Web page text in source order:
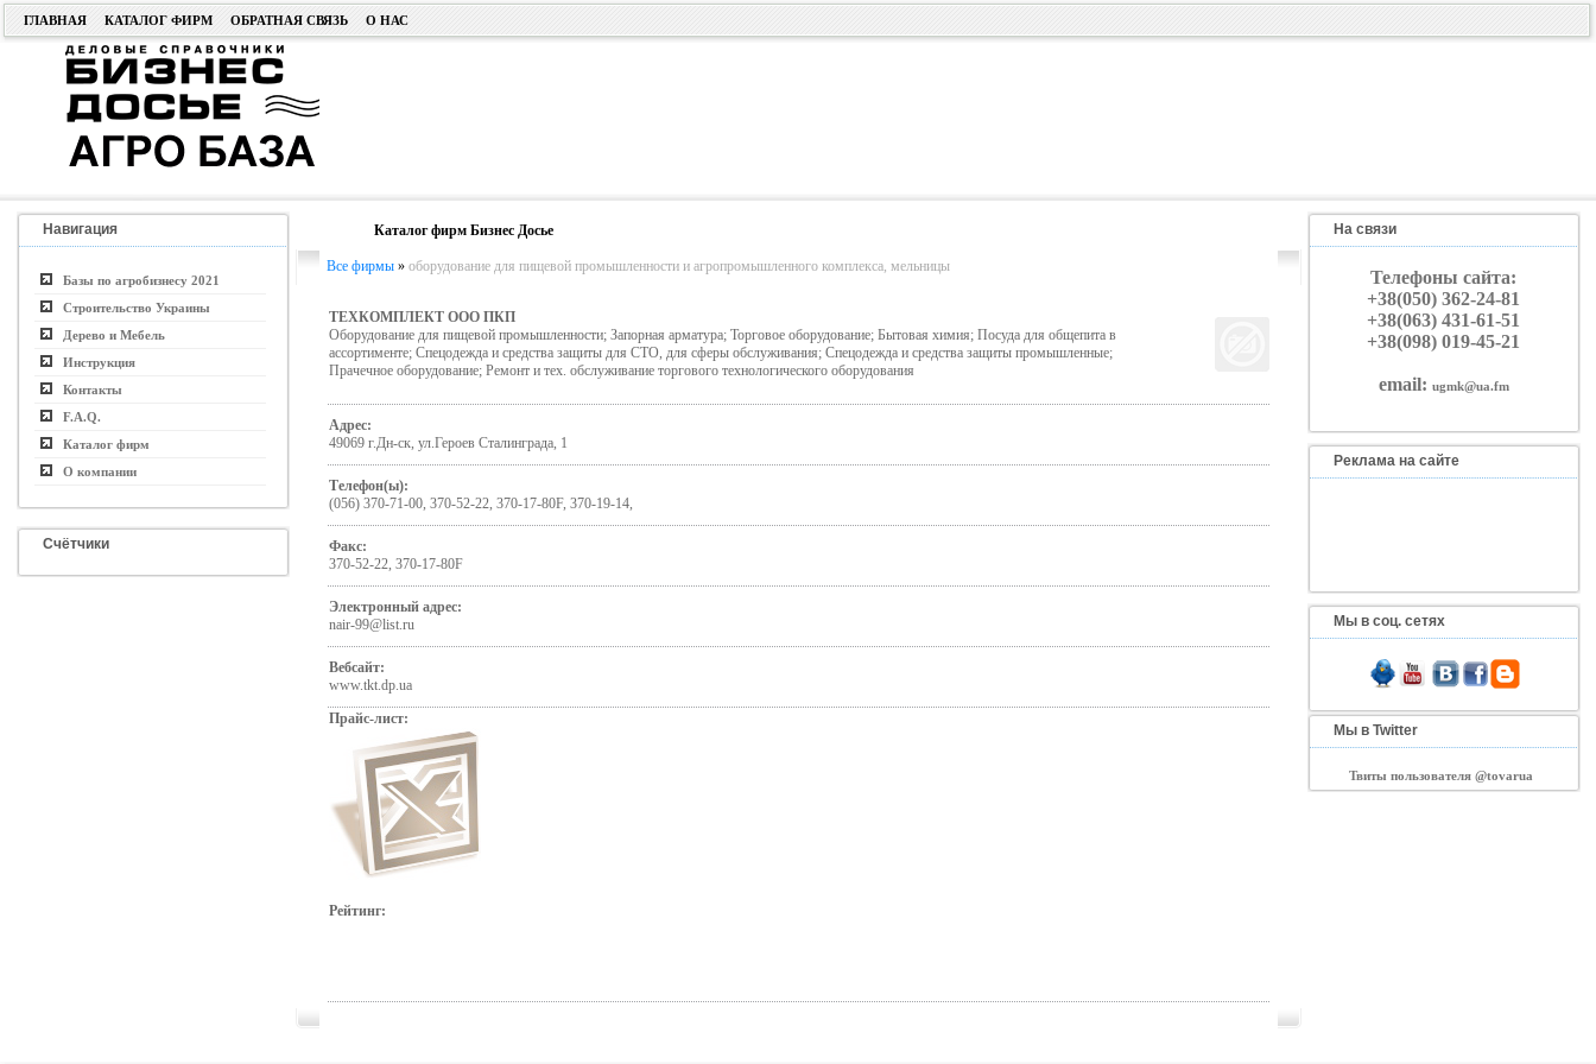
ГЛАВНАЯ КАТАЛОГ ФИРМ ОБРАТНАЯ СВЯЗЬ О НАС
Навигация
Базы по агробизнесу 2021
Строительство Украины
Дерево и Мебель
Инструкция
Контакты
F.A.Q.
Каталог фирм
О компании
Счётчики
Каталог фирм Бизнес Досье
Все фирмы» оборудование для пищевой промышленности и агропромышленного комплекса, мельницы
ТЕХКОМПЛЕКТ ООО ПКП
Оборудование для пищевой промышленности; Запорная арматура; Торговое оборудование; Бытовая химия; Посуда для общепита в
ассортименте; Спецодежда и средства защиты для СТО, для сферы обслуживания; Спецодежда и средства защиты промышленные;
Прачечное оборудование; Ремонт и тех. обслуживание торгового технологического оборудования
Адрес:
49069 г.Дн-ск, ул.Героев Сталинграда, 1
Телефон(ы):
(056) 370-71-00, 370-52-22, 370-17-80F, 370-19-14,
Факс:
370-52-22, 370-17-80F
Электронный адрес:
nair-99@list.ru
Вебсайт:
www.tkt.dp.ua
Прайс-лист:
Рейтинг:
На связи
Телефоны сайта:
+38(050) 362-24-81
+38(063) 431-61-51
+38(098) 019-45-21
email: ugmk@ua.fm
Реклама на сайте
Мы в соц. сетях
Мы в Twitter
Твиты пользователя @tovarua